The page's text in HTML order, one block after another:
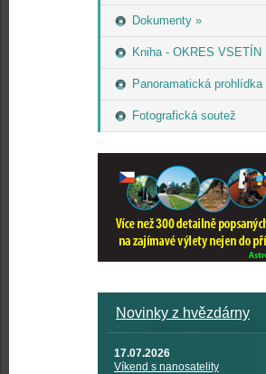
Dokumenty »
Kniha - OKRES VSETÍN
Panoramatická prohlídka
Fotografická soutež
Novinky z hvězdárny
17.07.2026
Víkend s nanosatelity